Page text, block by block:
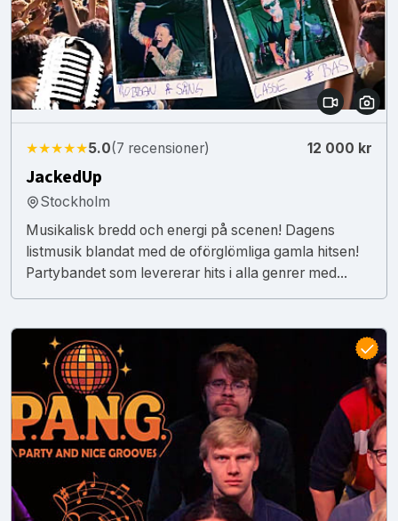
★★★★★5.0(7 recensioner) 12 000 kr
JackedUp
Stockholm
Musikalisk bredd och energi på scenen! Dagens
listmusik blandat med de oförglömliga gamla hitsen!
Partybandet som levererar hits i alla genrer med...